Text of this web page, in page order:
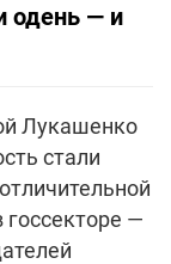
одень — и
Лукашенко
стали
госсекторе —